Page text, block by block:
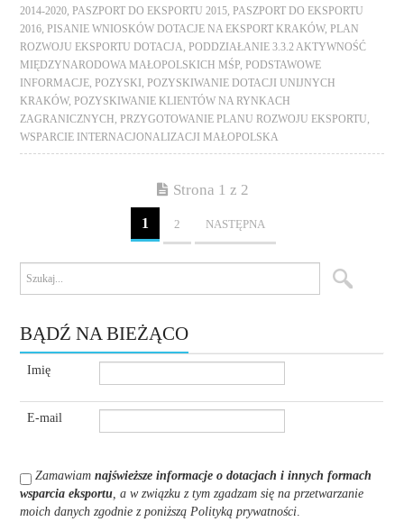
2014-2020
PASZPORT DO EKSPORTU 2015
PASZPORT DO EKSPORTU
2016
PISANIE WNIOSKÓW DOTACJE NA EKSPORT KRAKÓW, PLAN
ROZWOJU EKSPORTU DOTACJA
PODDZIAŁANIE 3.3.2 AKTYWNOŚĆ
MIĘDZYNARODOWA MAŁOPOLSKICH MŚP
PODSTAWOWE
INFORMACJE
POZYSKI
POZYSKIWANIE DOTACJI UNIJNYCH
KRAKÓW, POZYSKIWANIE KLIENTÓW NA RYNKACH
ZAGRANICZNYCH
PRZYGOTOWANIE PLANU ROZWOJU EKSPORTU
WSPARCIE INTERNACJONALIZACJI MAŁOPOLSKA
Strona 1 z 2
1 2 NASTĘPNA
BĄDŹ NA BIEŻĄCO
Imię
E-mail
Zamawiamnajświeższe informacje o dotacjach i innych formach
wsparcia eksportu, a w związku z tym zgadzam się na przetwarzanie
moich danych zgodnie z poniższą Polityką prywatności.